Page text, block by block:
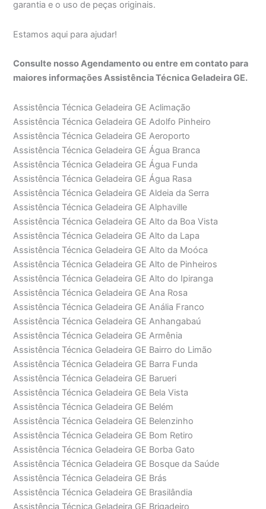
garantia e o uso de peças originais.
Estamos aqui para ajudar!
Consulte nosso Agendamento ou entre em contato para
maiores informações Assistência Técnica Geladeira GE.
Assistência Técnica Geladeira GE Aclimação
Assistência Técnica Geladeira GE Adolfo Pinheiro
Assistência Técnica Geladeira GE Aeroporto
Assistência Técnica Geladeira GE Água Branca
Assistência Técnica Geladeira GE Água Funda
Assistência Técnica Geladeira GE Água Rasa
Assistência Técnica Geladeira GE Aldeia da Serra
Assistência Técnica Geladeira GE Alphaville
Assistência Técnica Geladeira GE Alto da Boa Vista
Assistência Técnica Geladeira GE Alto da Lapa
Assistência Técnica Geladeira GE Alto da Moóca
Assistência Técnica Geladeira GE Alto de Pinheiros
Assistência Técnica Geladeira GE Alto do Ipiranga
Assistência Técnica Geladeira GE Ana Rosa
Assistência Técnica Geladeira GE Anália Franco
Assistência Técnica Geladeira GE Anhangabaú
Assistência Técnica Geladeira GE Armênia
Assistência Técnica Geladeira GE Bairro do Limão
Assistência Técnica Geladeira GE Barra Funda
Assistência Técnica Geladeira GE Barueri
Assistência Técnica Geladeira GE Bela Vista
Assistência Técnica Geladeira GE Belém
Assistência Técnica Geladeira GE Belenzinho
Assistência Técnica Geladeira GE Bom Retiro
Assistência Técnica Geladeira GE Borba Gato
Assistência Técnica Geladeira GE Bosque da Saúde
Assistência Técnica Geladeira GE Brás
Assistência Técnica Geladeira GE Brasilândia
Assistência Técnica Geladeira GE Brigadeiro